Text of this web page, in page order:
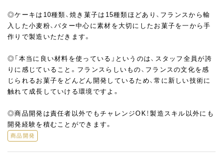
◎ケーキは10種類、焼き菓子は15種類ほどあり、フランスから輸
入した小麦粉、バター中心に素材を大切にしたお菓子を一から手
作りで製造いただきます。
◎「本当に良い材料を使っている」というのは、スタッフ全員が誇
りに感じていること。フランスらしいもの、フランスの文化を感
じられるお菓子をどんどん開発しているため、常に新しい技術に
触れて成長していける環境ですよ。
◎商品開発は責任者以外でもチャレンジOK！製造スキル以外にも
開発経験を積むことができます。
商品開発